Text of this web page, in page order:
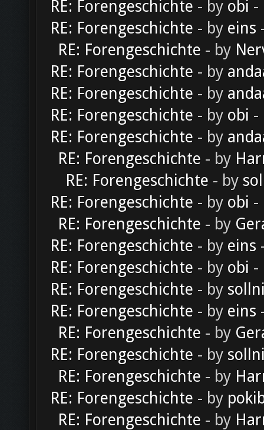
RE: Forengeschichte - by obi -
RE: Forengeschichte - by eins
RE: Forengeschichte - by
RE: Forengeschichte - by
RE: Forengeschichte - by
RE: Forengeschichte - by obi -
RE: Forengeschichte - by
RE: Forengeschichte - by
RE: Forengeschichte - by
RE: Forengeschichte - by obi -
RE: Forengeschichte - by
RE: Forengeschichte - by eins
RE: Forengeschichte - by obi -
RE: Forengeschichte - by
RE: Forengeschichte - by eins
RE: Forengeschichte - by
RE: Forengeschichte - by
RE: Forengeschichte - by
RE: Forengeschichte - by
RE: Forengeschichte - by